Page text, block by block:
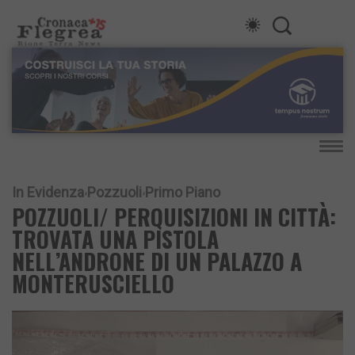
In Evidenza Pozzuoli Primo Piano
POZZUOLI/ PERQUISIZIONI IN CITTÀ:
TROVATA UNA PISTOLA
NELL’ANDRONE DI UN PALAZZO A
MONTERUSCIELLO